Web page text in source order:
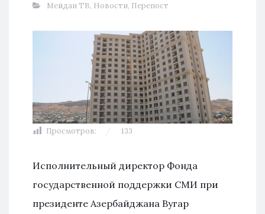
Мейдан ТВ, Новости, Перепост
Просмотров: 133
Исполнительный директор Фонда
государственной поддержки СМИ при
президенте Азербайджана Вугар